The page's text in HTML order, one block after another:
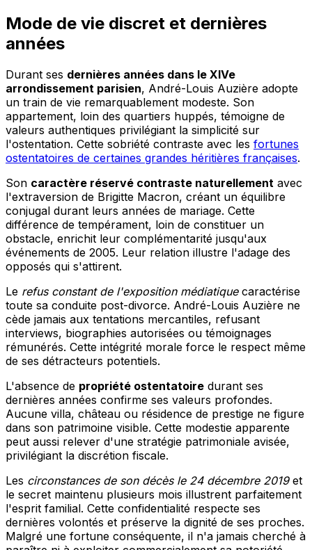
Mode de vie discret et dernières
années
Durant ses dernières années dans le XIVe
arrondissement parisien, André-Louis Auzière adopte
un train de vie remarquablement modeste. Son
appartement, loin des quartiers huppés, témoigne de
valeurs authentiques privilégiant la simplicité sur
l'ostentation. Cette sobriété contraste avec les fortunes
ostentatoires de certaines grandes héritières françaises.
Son caractère réservé contraste naturellement avec
l'extraversion de Brigitte Macron, créant un équilibre
conjugal durant leurs années de mariage. Cette
différence de tempérament, loin de constituer un
obstacle, enrichit leur complémentarité jusqu'aux
événements de 2005. Leur relation illustre l'adage des
opposés qui s'attirent.
Le refus constant de l'exposition médiatiquecaractérise
toute sa conduite post-divorce. André-Louis Auzière ne
cède jamais aux tentations mercantiles, refusant
interviews, biographies autorisées ou témoignages
rémunérés. Cette intégrité morale force le respect même
de ses détracteurs potentiels.
L'absence de propriété ostentatoire durant ses
dernières années confirme ses valeurs profondes.
Aucune villa, château ou résidence de prestige ne figure
dans son patrimoine visible. Cette modestie apparente
peut aussi relever d'une stratégie patrimoniale avisée,
privilégiant la discrétion fiscale.
Les circonstances de son décès le 24 décembre 2019et
le secret maintenu plusieurs mois illustrent parfaitement
l'esprit familial. Cette confidentialité respecte ses
dernières volontés et préserve la dignité de ses proches.
Malgré une fortune conséquente, il n'a jamais cherché à